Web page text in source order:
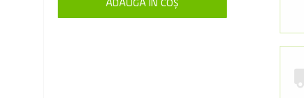
ADAUGĂ IN COŞ